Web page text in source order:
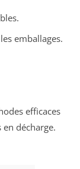
emballages.
efficaces
décharge.